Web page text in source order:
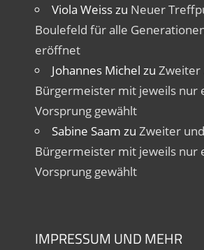
Viola Weisszu Neuer
Boulefeld für alle
eröffnet
Johannes Michel zu
Bürgermeister mit jeweils nur
Vorsprung gewählt
Sabine Saam zu Zweiter
Bürgermeister mit jeweils nur
Vorsprung gewählt
IMPRESSUM UND MEHR